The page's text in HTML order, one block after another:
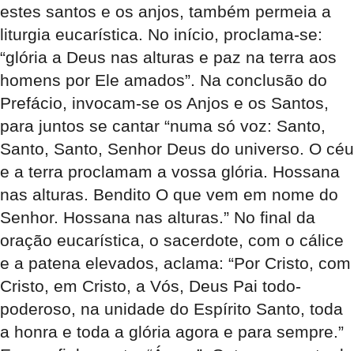
estes santos e os anjos, também permeia a
liturgia eucarística. No início, proclama-se:
“glória a Deus nas alturas e paz na terra aos
homens por Ele amados”. Na conclusão do
Prefácio, invocam-se os Anjos e os Santos,
para juntos se cantar “numa só voz: Santo,
Santo, Santo, Senhor Deus do universo. O céu
e a terra proclamam a vossa glória. Hossana
nas alturas. Bendito O que vem em nome do
Senhor. Hossana nas alturas.” No final da
oração eucarística, o sacerdote, com o cálice
e a patena elevados, aclama: “Por Cristo, com
Cristo, em Cristo, a Vós, Deus Pai todo-
poderoso, na unidade do Espírito Santo, toda
a honra e toda a glória agora e para sempre.”